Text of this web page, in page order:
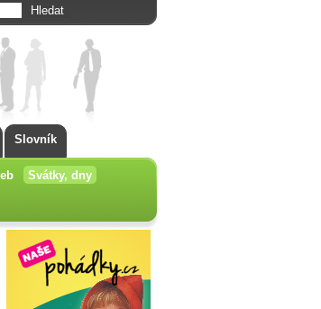
Slovník
Svátky, dny